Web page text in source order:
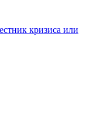
кризиса или